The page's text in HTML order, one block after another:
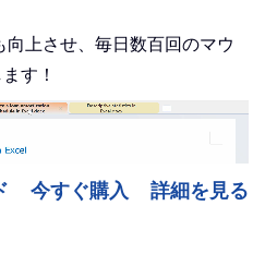
上させ、毎日数百回のマウ
す！
今すぐ購入 詳細を見る